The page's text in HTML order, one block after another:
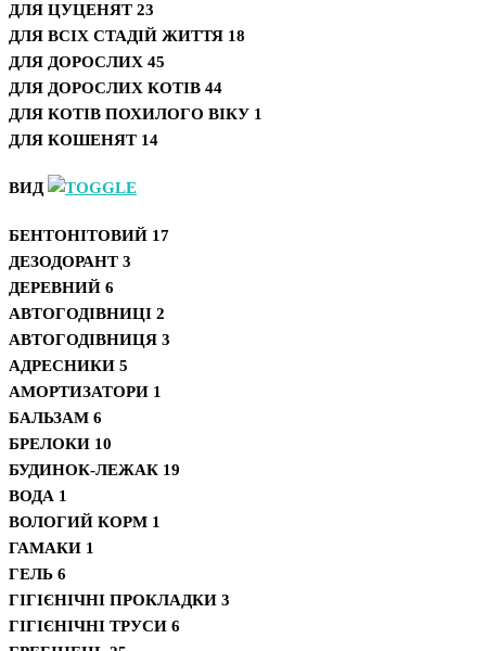
ДЛЯ ЦУЦЕНЯТ 23
ДЛЯ ВСІХ СТАДІЙ ЖИТТЯ 18
ДЛЯ ДОРОСЛИХ 45
ДЛЯ ДОРОСЛИХ КОТІВ 44
ДЛЯ КОТІВ ПОХИЛОГО ВІКУ 1
ДЛЯ КОШЕНЯТ 14
ВИД
БЕНТОНІТОВИЙ 17
ДЕЗОДОРАНТ 3
ДЕРЕВНИЙ 6
АВТОГОДІВНИЦІ 2
АВТОГОДІВНИЦЯ 3
АДРЕСНИКИ 5
АМОРТИЗАТОРИ 1
БАЛЬЗАМ 6
БРЕЛОКИ 10
БУДИНОК-ЛЕЖАК 19
ВОДА 1
ВОЛОГИЙ КОРМ 1
ГАМАКИ 1
ГЕЛЬ 6
ГІГІЄНІЧНІ ПРОКЛАДКИ 3
ГІГІЄНІЧНІ ТРУСИ 6